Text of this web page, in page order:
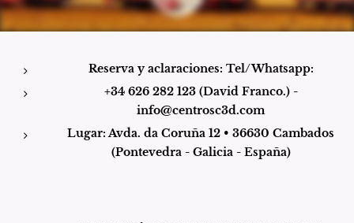
Reserva y aclaraciones: Tel/Whatsapp:
+34 626 282 123 (David Franco.) -
info@centrosc3d.com
Lugar: Avda. da Coruña 12 • 36630 Cambados
(Pontevedra - Galicia - España)